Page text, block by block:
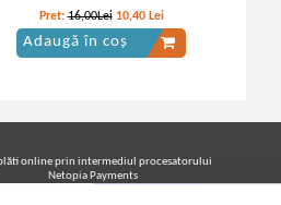
Pret:16,00Lei 10,40 Lei
Adaugă în coș
online prin intermediul procesatorului
Netopia Payments